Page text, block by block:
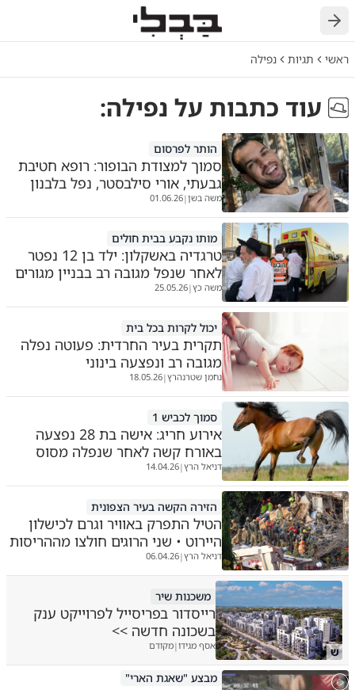
חזרה
ראשי תגיות נפילה
עוד כתבות על נפילה:
הותר לפרסום
סמוך למצודת הבופור: רופא חטיבת
גבעתי, אורי סילבסטר, נפל בלבנון
משה בשן|
01.06.26
מותו נקבע בבית חולים
טרגדיה באשקלון: ילד בן 12 נפטר
לאחר שנפל מגובה רב בבניין מגורים
משה כץ|
25.05.26
יכול לקרות בכל בית
תקרית בעיר החרדית: פעוטה נפלה
מגובה רב ונפצעה בינוני
נחמן שטרנהרץ|
18.05.26
סמוך לכביש 1
אירוע חריג: אישה בת 28 נפצעה
באורח קשה לאחר שנפלה מסוס
דניאל הרץ|
14.04.26
הזירה הקשה בעיר הצפונית
הטיל התפרק באוויר וגרם לכישלון
היירוט • שני הרוגים חולצו מההריסות
דניאל הרץ|
06.04.26
ש
משכנות שיר
רייסדור בפריסייל לפרוייקט ענק
בשכונה חדשה >>
אסף מגידו|מקודם
מבצע "שאגת הארי"